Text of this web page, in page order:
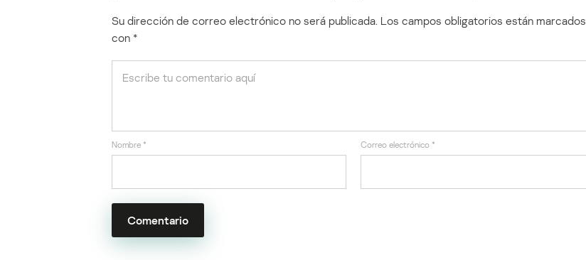
Su dirección de correo electrónico no será publicada. Los campos obligatorios están marcados
con *
Nombre * Correo electrónico *